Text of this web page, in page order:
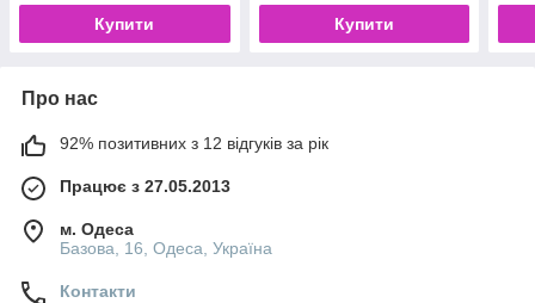
Купити Купити
Про нас
92% позитивних з 12 відгуків за рік
Працює з 27.05.2013
м. Одеса
Базова, 16, Одеса, Україна
Контакти